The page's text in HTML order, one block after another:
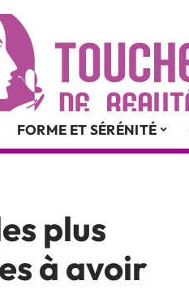
FORME ET SÉRÉNITÉ
plus
à avoir